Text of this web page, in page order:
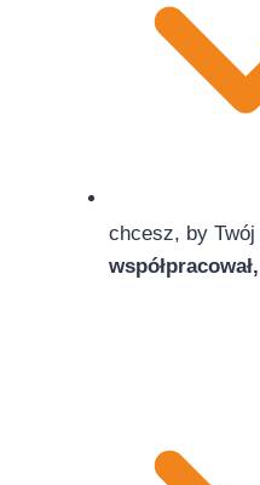
chcesz, by Twój
współpracował,